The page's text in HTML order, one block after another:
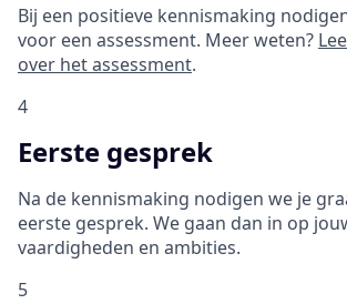
Bij een positieve kennismaking
voor een assessment. Meer weten?
over het assessment.
4
Eerste gesprek
Na de kennismaking nodigen we je
eerste gesprek. We gaan dan in op
vaardigheden en ambities.
5